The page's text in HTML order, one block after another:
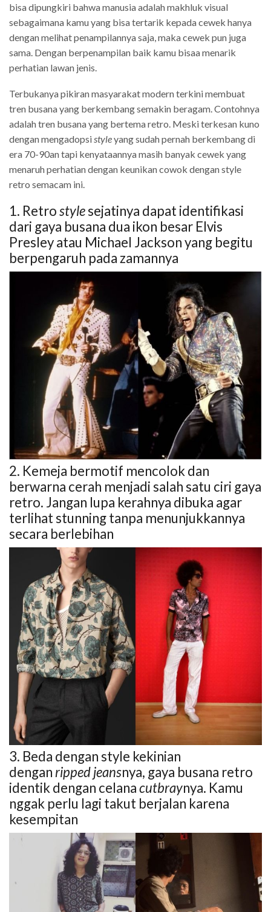
bisa dipungkiri bahwa manusia adalah makhluk visual
sebagaimana kamu yang bisa tertarik kepada cewek hanya
dengan melihat penampilannya saja, maka cewek pun juga
sama. Dengan berpenampilan baik kamu bisaa menarik
perhatian lawan jenis.
Terbukanya pikiran masyarakat modern terkini membuat
tren busana yang berkembang semakin beragam. Contohnya
adalah tren busana yang bertema retro. Meski terkesan kuno
dengan mengadopsistyleyang sudah pernah berkembang di
era 70-90an tapi kenyataannya masih banyak cewek yang
menaruh perhatian dengan keunikan cowok dengan style
retro semacam ini.
1. Retrostylesejatinya dapat identifikasi
dari gaya busana dua ikon besar Elvis
Presley atau Michael Jackson yang begitu
berpengaruh pada zamannya
2. Kemeja bermotif mencolok dan
berwarna cerah menjadi salah satu ciri gaya
retro. Jangan lupa kerahnya dibuka agar
terlihat stunning tanpa menunjukkannya
secara berlebihan
3. Beda dengan style kekinian
dengan ripped jeansnya, gaya busana retro
identik dengan celanacutbraynya. Kamu
nggak perlu lagi takut berjalan karena
kesempitan